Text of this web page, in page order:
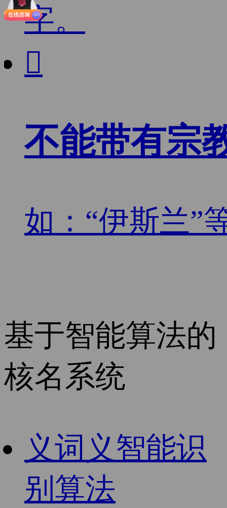
字。

不能带有宗
如：“伊斯兰”
基于智能算法的
核名系统
义词义智能识
别算法